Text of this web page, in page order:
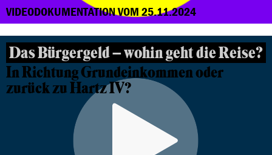
VIDEODOKUMENTATION VOM 25.11.2024
Das Bürgergeld – wohin geht die Reise?
In Richtung Grundeinkommen oder
zurück zu Hartz IV?